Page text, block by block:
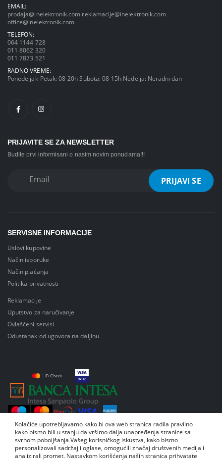
EMAIL:
prodaja@inelektronik.com reklamacije@inelektronik.com
office@inelektronik.com
TELEFON:
064 1144 728
011 8062 320
011 7873 521
RADNO VREME:
Ponedeljak-Petak: 08-20h Subota: 08-15h Nedelja: Neradni dan
PRIJAVITE SE ZA NEWSLETTER
Budite prvi informisani o nasim novim ponudama!!!
SERVISNE INFORMACIJE
Uslovi kupovine
Način isporuke
Način plaćanja
Politika privatnosti
Reklamacije
Uputstvo za naručivanje
Ovlašćeni servisi
Odustanak od ugovora na daljinu
Kolačiće upotrebljavamo kako bi ova web stranica radila pravilno i
kako bismo bili u stanju da vršimo dalja unapređenja stranice sa
svrhom poboljšanja Vašeg korisničkog iskustva, kako bismo
personalizovali sadržaj i oglase, omogućili značaj društvenih medija i
analizirali promet. Nastavkom korišćenja naših stranica prihvatate